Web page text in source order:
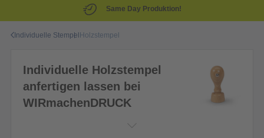
Same Day Produktion!
Individuelle StempelHolzstempel
Individuelle Holzstempel
anfertigen lassen bei
WIRmachenDRUCK